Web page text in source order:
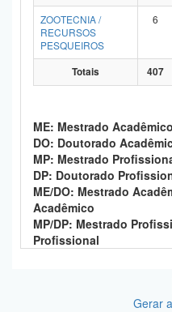
ZOOTECNIA /
RECURSOS
PESQUEIROS
6
Totais 407
ME: Mestrado Acadêmico
DO: Doutorado
MP: Mestrado
DP: Doutorado
ME/DO: Mestrado
Acadêmico
MP/DP: Mestrado
Profissional
Gerar